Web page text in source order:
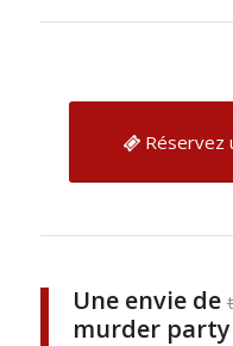
Réservez
Une envie de
murder party